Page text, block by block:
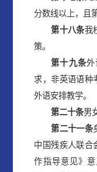
分数线以上，且
第十八条我
策。
第十九条外
求，非英语语种
外语安排教学。
第二十条男
第二十一条
中国残疾人联合
作指导意见》